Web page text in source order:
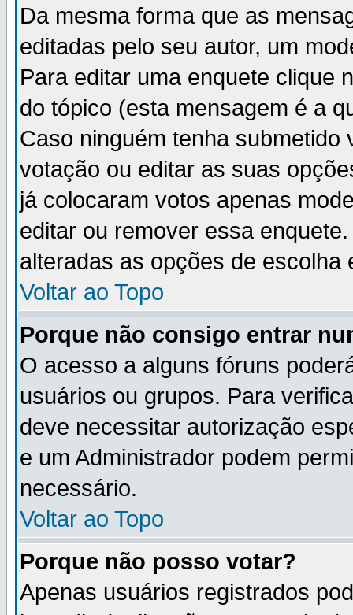
Da mesma forma que as
editadas pelo seu autor, um
Para editar uma enquete clique
do tópico (esta mensagem é a
Caso ninguém tenha
votação ou editar as suas
já colocaram votos apenas
editar ou remover essa
alteradas as opções de escolha
Voltar ao Topo
Porque não consigo entrar
O acesso a alguns fóruns
usuários ou grupos. Para
deve necessitar autorização
e um Administrador podem
necessário.
Voltar ao Topo
Porque não posso votar?
Apenas usuários registrados